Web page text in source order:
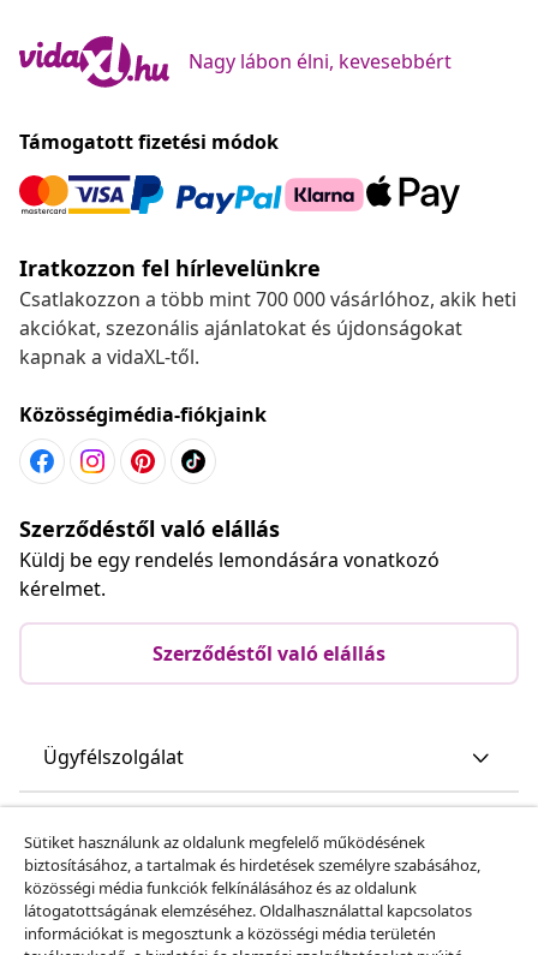
Nagy lábon élni, kevesebbért
Támogatott fizetési módok
Iratkozzon fel hírlevelünkre
Csatlakozzon a több mint 700 000 vásárlóhoz, akik heti
akciókat, szezonális ajánlatokat és újdonságokat
kapnak a vidaXL-től.
Közösségimédia-fiókjaink
Szerződéstől való elállás
Küldj be egy rendelés lemondására vonatkozó
kérelmet.
Szerződéstől való elállás
Ügyfélszolgálat
vidaXL
Sütiket használunk az oldalunk megfelelő működésének
biztosításához, a tartalmak és hirdetések személyre szabásához,
közösségi média funkciók felkínálásához és az oldalunk
látogatottságának elemzéséhez. Oldalhasználattal kapcsolatos
információkat is megosztunk a közösségi média területén